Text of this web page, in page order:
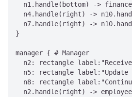
n1.handle(bottom) ->
n4.handle(right) ->
n7.handle(right) ->
}
manager { # Manager
n2: rectangle
n5: rectangle label:"Update
n8: rectangle
n2.handle(right) ->